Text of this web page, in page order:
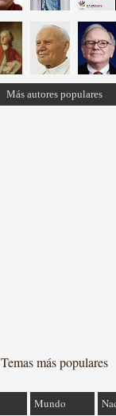
Más autores populares
Temas más populares
Mundo